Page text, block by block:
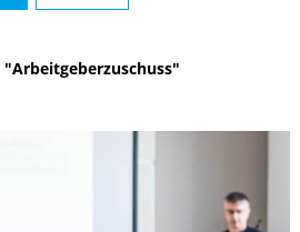
"Arbeitgeberzuschuss"